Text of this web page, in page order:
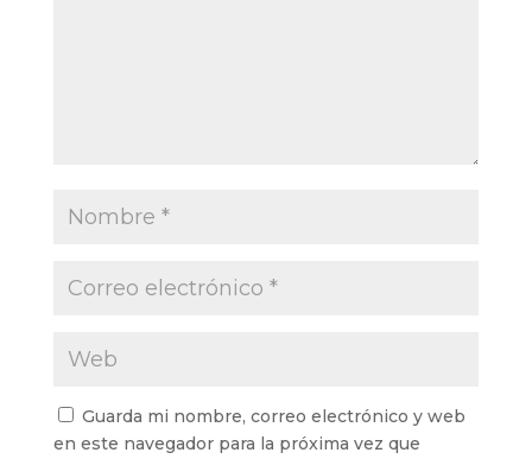
Guarda mi nombre, correo electrónico y web
en este navegador para la próxima vez que